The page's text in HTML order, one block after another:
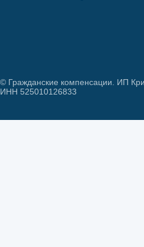
© Гражданские компенсации. ИП
ИНН 525010126833